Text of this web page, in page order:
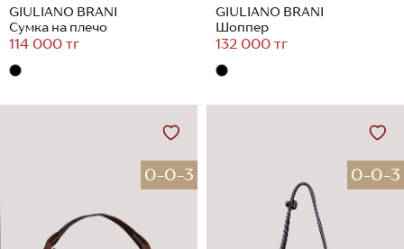
GIULIANO BRANI
Сумка на плечо
114 000 тг
GIULIANO BRANI
Шоппер
132 000 тг
0-0-3 0-0-3